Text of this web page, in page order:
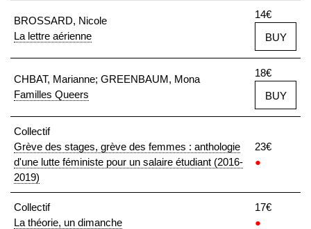
BROSSARD, Nicole
La lettre aérienne
14€
BUY
CHBAT, Marianne; GREENBAUM, Mona
Familles Queers
18€
BUY
Collectif
Grève des stages, grève des femmes : anthologie
d'une lutte féministe pour un salaire étudiant (2016-
2019)
23€
●
Collectif
La théorie, un dimanche
17€
●